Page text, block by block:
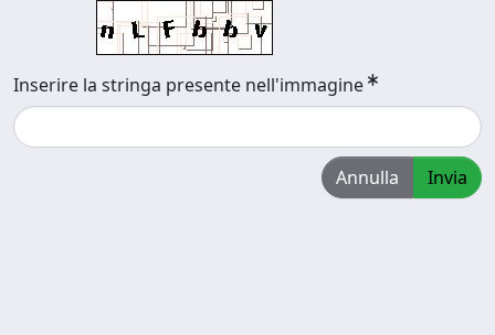
Inserire la stringa presente nell'immagine
Annulla Invia